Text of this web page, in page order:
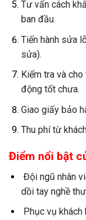
Tư vấn cách
ban đầu.
Tiến hành sửa
sửa).
Kiểm tra và
động tốt chưa.
Giao giấy bảo
Thu phí từ
Điểm nổi bật
Đội ngũ nhân
dồi tay nghề
Phục vụ